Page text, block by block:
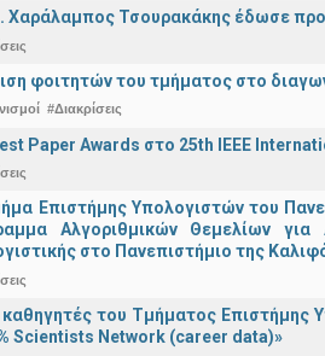
Χαράλαμπος Τσουρακάκης έδωσε
φοιτητών του τμήματος στο
#Διακρίσεις
Paper Awards στο 25th IEEE
Επιστήμης Υπολογιστών του
Αλγοριθμικών Θεμελίων
στο Πανεπιστήμιο της
του Τμήματος Επιστήμης
Scientists Network (career data)»